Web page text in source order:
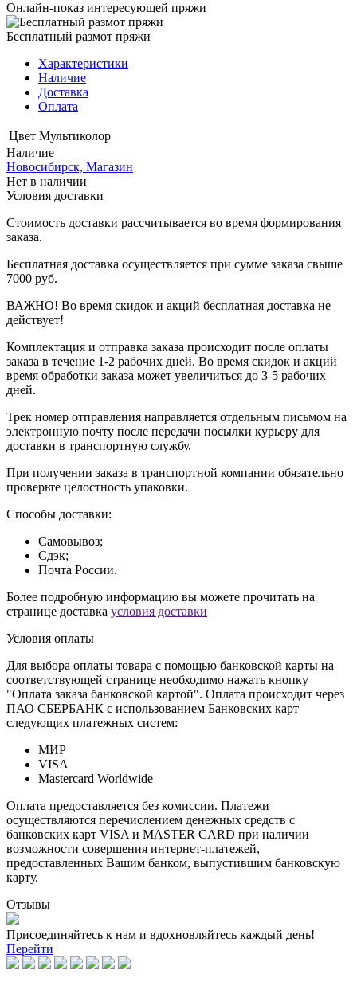
Онлайн-показ интересующей пряжи
Бесплатный размот пряжи
Характеристики
Наличие
Доставка
Оплата
Цвет Мультиколор
Наличие
Новосибирск, Магазин
Нет в наличии
Условия доставки
Стоимость доставки рассчитывается во время формирования
заказа.
Бесплатная доставка осуществляется при сумме заказа свыше
7000 руб.
ВАЖНО! Во время скидок и акций бесплатная доставка не
действует!
Комплектация и отправка заказа происходит после оплаты
заказа в течение 1-2 рабочих дней. Во время скидок и акций
время обработки заказа может увеличиться до 3-5 рабочих
дней.
Трек номер отправления направляется отдельным письмом на
электронную почту после передачи посылки курьеру для
доставки в транспортную службу.
При получении заказа в транспортной компании обязательно
проверьте целостность упаковки.
Способы доставки:
Самовывоз;
Сдэк;
Почта России.
Более подробную информацию вы можете прочитать на
странице доставка условия доставки
Условия оплаты
Для выбора оплаты товара с помощью банковской карты на
соответствующей странице необходимо нажать кнопку
"Оплата заказа банковской картой". Оплата происходит через
ПАО СБЕРБАНК с использованием Банковских карт
следующих платежных систем:
МИР
VISA
Mastercard Worldwide
Оплата предоставляется без комиссии. Платежи
осуществляются перечислением денежных средств с
банковских карт VISA и MASTER CARD при наличии
возможности совершения интернет-платежей,
предоставленных Вашим банком, выпустившим банковскую
карту.
Отзывы
Присоединяйтесь к нам и вдохновляйтесь каждый день!
Перейти